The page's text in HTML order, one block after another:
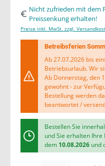
Nicht zufrieden mit dem
Preissenkung erhalten!
Preise inkl. MwSt. zzgl.
Betreibsferien
Ab 27.07.2026 bis
Betriebsurlaub. Wir
Ab Donnerstag, den
gewohnt - zur
Bestellung werden
beantwortet /
Bestellen Sie
und Sie erhalten
dem 10.08.2026und